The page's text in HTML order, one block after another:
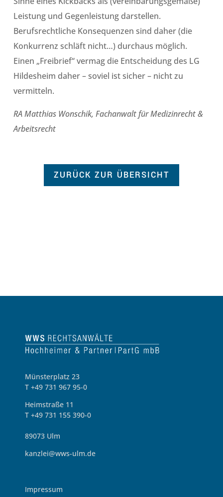
Leistung und Gegenleistung darstellen.
Berufsrechtliche Konsequenzen sind daher (die
Konkurrenz schläft nicht…) durchaus möglich.
Einen „Freibrief“ vermag die Entscheidung des LG
Hildesheim daher – soviel ist sicher – nicht zu
vermitteln.
RA Matthias Wonschik, Fachanwalt für Medizinrecht &
Arbeitsrecht
ZURÜCK ZUR ÜBERSICHT
Münsterplatz 23
T +49 731 967 95-0
Heimstraße 11
T +49 731 155 390-0
89073 Ulm
kanzlei@wws-ulm.de
Impressum